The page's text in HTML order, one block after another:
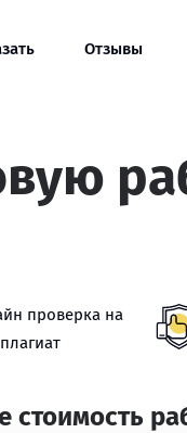
Отзывы
проверка на
стоимость